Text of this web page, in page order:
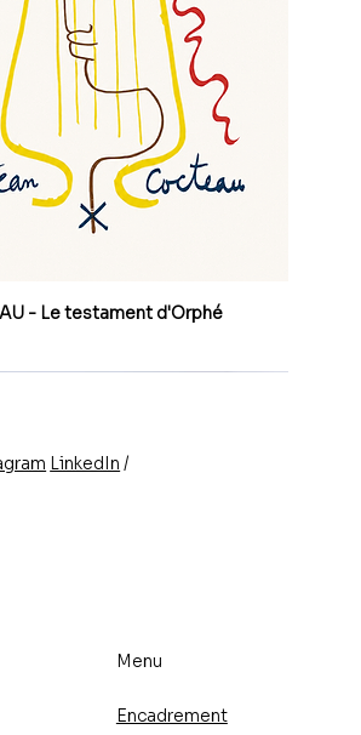
- Le testament d'Orphé
/
LinkedIn
Menu
Encadrement